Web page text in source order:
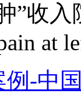
”收入
at
例-中